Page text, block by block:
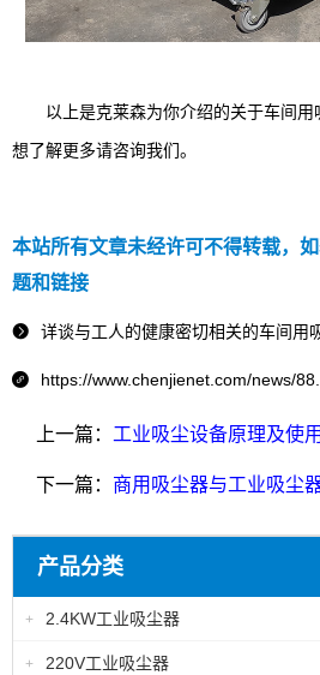
以上是克莱森为你介绍的关于车间用
想了解更多请咨询我们。
本站所有文章未经许可不得转载，
题和链接
 详谈与工人的健康密切相关的车间用
 https://www.chenjienet.com/news/
上一篇： 工业吸尘设备原理及使
下一篇： 商用吸尘器与工业吸尘
产品分类
+ 2.4KW工业吸尘器
+ 220V工业吸尘器